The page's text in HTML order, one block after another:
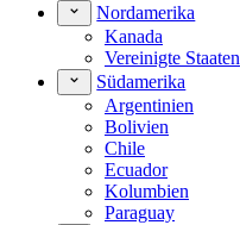
Nordamerika
Kanada
Vereinigte Staaten
Südamerika
Argentinien
Bolivien
Chile
Ecuador
Kolumbien
Paraguay